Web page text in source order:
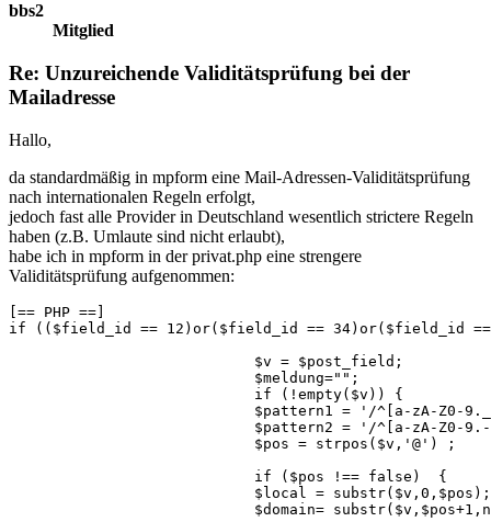
bbs2
Mitglied
Re: Unzureichende Validitätsprüfung bei der
Mailadresse
Hallo,
da standardmäßig in mpform eine Mail-Adressen-Validitätsprüfung
nach internationalen Regeln erfolgt,
jedoch fast alle Provider in Deutschland wesentlich strictere Regeln
haben (z.B. Umlaute sind nicht erlaubt),
habe ich in mpform in der privat.php eine strengere
Validitätsprüfung aufgenommen:
[== PHP ==]
if (($field_id == 12)or($field_id == 34)or($field_id
                            $v = $post_field;
                            $meldung="";
                            if (!empty($v)) {
$pattern1 = '/^[a-zA-Z0-
$pattern2 = '/^[a-zA-Z0-
                            $pos = strpos($v,'@') ;
                            if ($pos !== false)  {
                            $local = substr($v,0,$pos);
$domain=